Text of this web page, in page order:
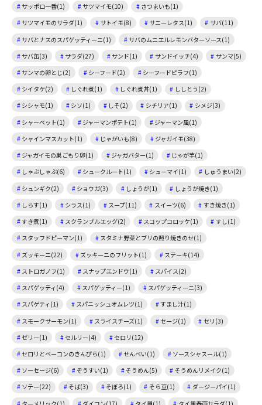
サッポロ一番(1)
サツマイモ(10)
さつまいも(1)
サツマイモのサラダ(1)
サトイモ(8) サニーレタス(1)
サバ(11)
サバとナスのスパゲッティーニ(1)
サバのムニエルレモンバターソース(1)
サバ缶(3)
サラダ(27) サンド(1) サンドイッチ(4)
サンマ(5)
サンマの卵とじ(2)
シーフード(2)
シーフードピラフ(1)
シイタケ(2)
しぐれ煮(1) しぐれ煮丼(1)
ししとう(2)
シシャモ(1)
シソ(1) しそ(2) シチリア(1)
シメジ(3)
シャーベット(1)
ジャーマンポテト(1)
ジャーマン風(1)
シャインマスカット(1)
じゃがいも(8)
ジャガイモ(38)
ジャガイモの巣ごもり卵(1)
ジャガバター(1)
じゃが芋(1)
しゃぶしゃぶ(6)
シュークルート(1) シューマイ(1)
しゅうまい(2)
シュンギク(2)
ショウガ(3) しょうが(1)
しょうが焼き(1)
しらす(1)
シラス(1) スープ(11) スイーツ(6)
すき焼き(1)
すき煮(1)
スクランブルエッグ(2) スコップコロッケ(1)
すし(1)
スタッフドピーマン(1)
スタミナ野菜とブリの照り焼きのせ(1)
ズッキーニ(22)
ズッキーニのフリット(1)
ステーキ(14)
ストロガノフ(1)
スナップエンドウ(1)
スパイス(2)
スパゲッティ(4)
スパゲッティー(1)
スパゲッティーニ(3)
スパゲティ(1)
スパニッシュオムレツ(1)
すまし汁(1)
スモークサーモン(1)
スライスチーズ(1) セージ(1)
セリ(3)
ゼリー(1)
セルリー(4)
セロリ(12)
セロリとベーコンのきんぴら(1)
せんべい(1)
ソースシャスール(1)
ソーセージ(6)
ぞうすい(1) そうめん(5)
そうめんリメイク(1)
ソテー(22)
そば(3) そぼろ(1) そら豆(1)
ダージーパイ(1)